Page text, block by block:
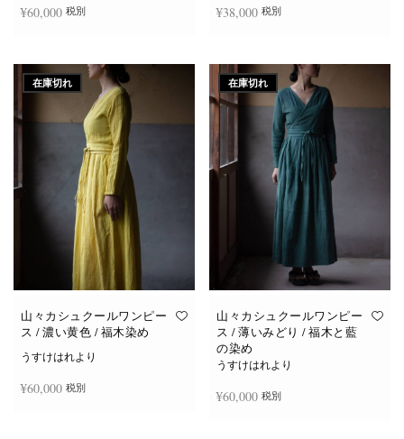
¥60,000 税別 ¥38,000 税別
在庫切れ
山々カシュクールワンピー
ス / 濃い黄色 / 福木染め
うすけはれより
¥60,000 税別
在庫切れ
山々カシュクールワンピー
ス / 薄いみどり / 福木と藍
の染め
うすけはれより
¥60,000 税別